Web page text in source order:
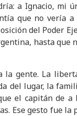
a Ignacio, mi
que no vería
del Poder
hasta que
la gente. La
del lugar, la
el capitán de
Ese gesto fue